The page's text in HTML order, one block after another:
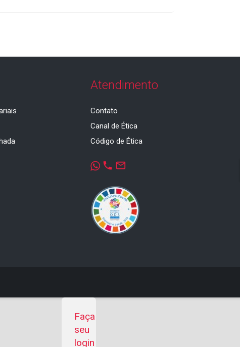
Atendimento
Contato
Canal de Ética
Código de Ética
phone mail_outline
Faça
seu
login